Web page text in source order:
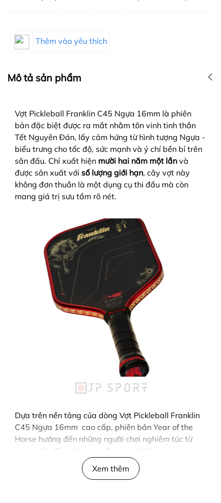
Thêm vào yêu thích
Mô tả sản phẩm
Vợt Pickleball Franklin C45 Ngựa 16mm là phiên
bản đặc biệt được ra mắt nhằm tôn vinh tinh thần
Tết Nguyên Đán, lấy cảm hứng từ hình tượng Ngựa -
biểu trưng cho tốc độ, sức mạnh và ý chí bền bỉ trên
sân đấu. Chỉ xuất hiện mười hai năm một lần và
được sản xuất với số lượng giới hạn, cây vợt này
không đơn thuần là một dụng cụ thi đấu mà còn
mang giá trị sưu tầm rõ nét.
Dựa trên nền tảng của dòng Vợt Pickleball Franklin
C45 Ngựa 16mm cao cấp, phiên bản Year of the
Horse hướng đến những người chơi nghiêm túc từ
trung cấp đến nâng cao đang tìm kiếm cảm giác
đánh dứt khoát, linh hoạt và ổn định trong từng pha
bóng. Thiết kế tổng thể thể hiện rõ tinh thần thi đấu
Xem thêm